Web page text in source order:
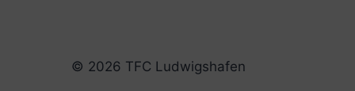
© 2026 TFC Ludwigshafen